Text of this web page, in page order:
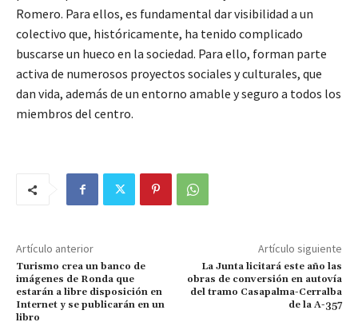
Romero. Para ellos, es fundamental dar visibilidad a un
colectivo que, históricamente, ha tenido complicado
buscarse un hueco en la sociedad. Para ello, forman parte
activa de numerosos proyectos sociales y culturales, que
dan vida, además de un entorno amable y seguro a todos los
miembros del centro.
Artículo anterior
Turismo crea un banco de
imágenes de Ronda que
estarán a libre disposición en
Internet y se publicarán en un
libro
Artículo siguiente
La Junta licitará este año las
obras de conversión en autovía
del tramo Casapalma-Cerralba
de la A-357